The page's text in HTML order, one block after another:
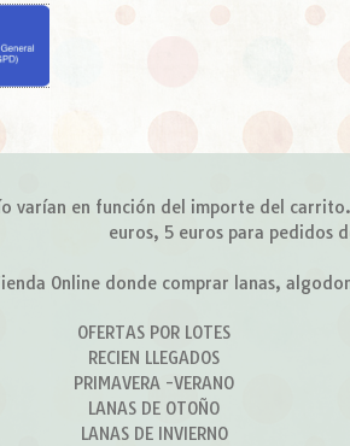
varían en función del importe del
euros, 5 euros para pedidos
Online donde comprar lanas,
OFERTAS POR LOTES
RECIEN LLEGADOS
PRIMAVERA -VERANO
LANAS DE OTOÑO
LANAS DE INVIERNO